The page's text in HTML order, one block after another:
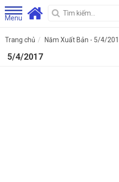
Menu
Trang chủ Năm Xuất Bản - 5/4/
5/4/2017